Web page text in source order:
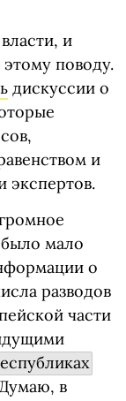
и
поводу.
дискуссии о
и
экспертов.
мало
о
разводов
части
в